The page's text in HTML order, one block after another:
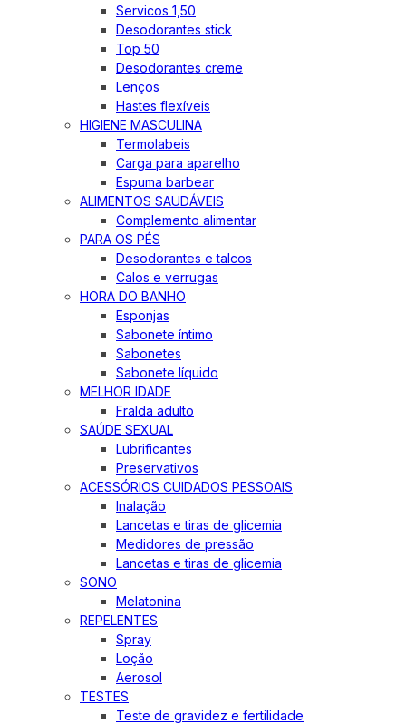
Servicos 1,50
Desodorantes stick
Top 50
Desodorantes creme
Lenços
Hastes flexíveis
HIGIENE MASCULINA
Termolabeis
Carga para aparelho
Espuma barbear
ALIMENTOS SAUDÁVEIS
Complemento alimentar
PARA OS PÉS
Desodorantes e talcos
Calos e verrugas
HORA DO BANHO
Esponjas
Sabonete íntimo
Sabonetes
Sabonete líquido
MELHOR IDADE
Fralda adulto
SAÚDE SEXUAL
Lubrificantes
Preservativos
ACESSÓRIOS CUIDADOS PESSOAIS
Inalação
Lancetas e tiras de glicemia
Medidores de pressão
Lancetas e tiras de glicemia
SONO
Melatonina
REPELENTES
Spray
Loção
Aerosol
TESTES
Teste de gravidez e fertilidade